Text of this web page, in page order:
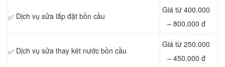
✅ Dịch vụ sửa lắp đặt bồn cầu
Giá từ 400.000
– 800.000 đ
✅ Dịch vụ sửa thay két nước bồn cầu
Giá từ 250.000
– 450.000 đ